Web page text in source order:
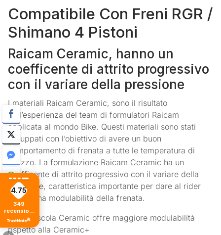
Compatibile Con Freni RGR /
Shimano 4 Pistoni
Raicam Ceramic, hanno un
coefficente di attrito progressivo
con il variare della pressione
I materiali Raicam Ceramic, sono il risultato
dell’esperienza del team di formulatori Raicam
applicata al mondo Bike. Questi materiali sono stati
sviluppati con l’obiettivo di avere un buon
comportamento di frenata a tutte le temperatura di
utilizzo. La formulazione Raicam Ceramic ha un
coefficente di attrito progressivo con il variare della
pressione, caratteristica importante per dare al rider
una buona modulabilità della frenata.
– La mescola Ceramic offre maggiore modulabilità
rispetto alla Ceramic+
4.75
349
recensioni
di tutti i